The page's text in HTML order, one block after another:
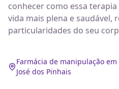
conhecer como essa
vida mais plena e saudável,
particularidades do seu
Farmácia de manipulação
José dos Pinhais